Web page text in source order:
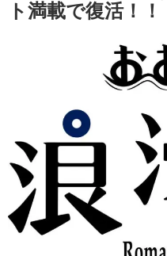
ト満載で復活！！